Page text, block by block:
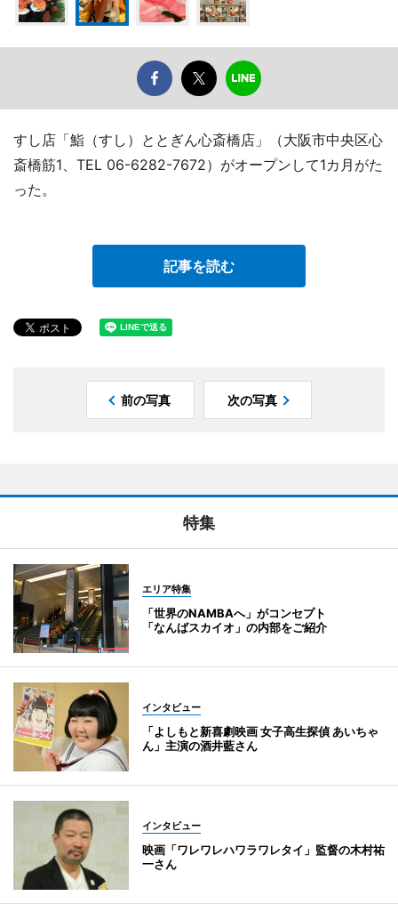
すし店「鮨（すし）ととぎん心斎橋店」（大阪市中央区心
斎橋筋1、TEL 06-6282-7672）がオープンして1カ月がた
った。
記事を読む
前の写真 次の写真
特集
エリア特集
「世界のNAMBAへ」がコンセプト
「なんばスカイオ」の内部をご紹介
インタビュー
「よしもと新喜劇映画 女子高生探偵 あいちゃ
ん」主演の酒井藍さん
インタビュー
映画「ワレワレハワラワレタイ」監督の木村祐
一さん